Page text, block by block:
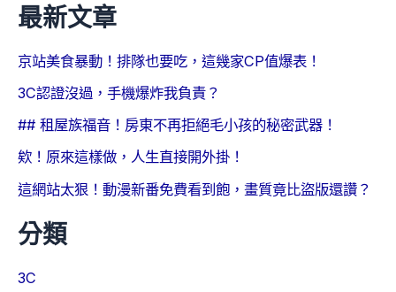
最新文章
京站美食暴動！排隊也要吃，這幾家CP值爆表！
3C認證沒過，手機爆炸我負責？
## 租屋族福音！房東不再拒絕毛小孩的秘密武器！
欸！原來這樣做，人生直接開外掛！
這網站太狠！動漫新番免費看到飽，畫質竟比盜版還讚？
分類
3C